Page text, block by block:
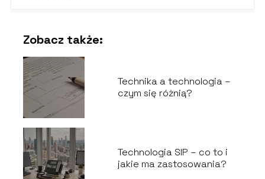
Zobacz także:
Technika a technologia –
czym się różnią?
Technologia SIP – co to i
jakie ma zastosowania?